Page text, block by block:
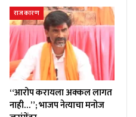
राजकारण
“आरोप करायला अक्कल लागत
नाही…”; भाजप नेत्याचा मनोज